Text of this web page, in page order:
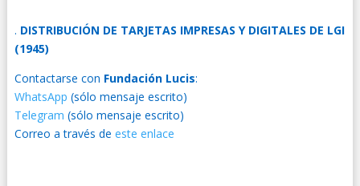
. DISTRIBUCIÓN DE TARJETAS IMPRESAS Y DIGITALES DE LGI
(1945)
Contactarse con Fundación Lucis:
WhatsApp (sólo mensaje escrito)
Telegram (sólo mensaje escrito)
Correo a través de este enlace